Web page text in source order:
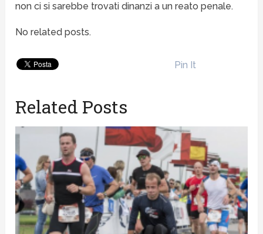
non ci si sarebbe trovati dinanzi a un reato penale.
No related posts.
Pin It
Related Posts